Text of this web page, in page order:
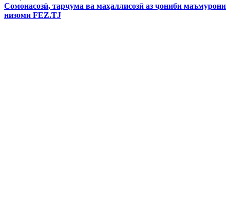
Сомонасозӣ, тарҷума ва маҳаллисозӣ аз ҷониби маъмурони
низоми FEZ.TJ